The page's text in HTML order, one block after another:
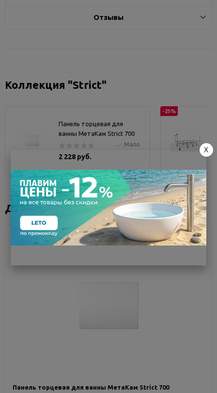
Отзывы
Коллекция "Strict"
Панель торцевая для
ванны МетаКам Strict 700
Мало
2 228 руб.
-25%
Дополнительное оборудование
Панель торцевая для ванны МетаКам Strict 700
X